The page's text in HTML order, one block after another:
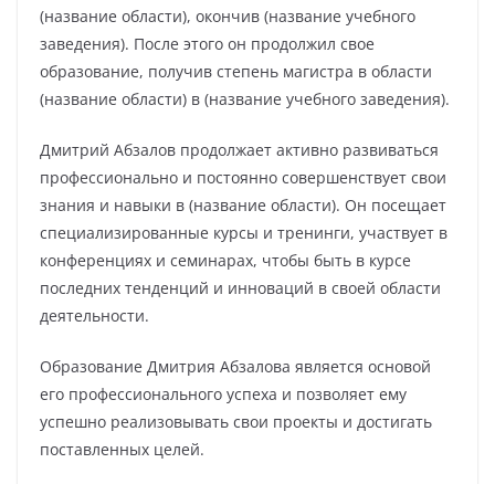
(название области), окончив (название учебного
заведения). После этого он продолжил свое
образование, получив степень магистра в области
(название области) в (название учебного заведения).
Дмитрий Абзалов продолжает активно развиваться
профессионально и постоянно совершенствует свои
знания и навыки в (название области). Он посещает
специализированные курсы и тренинги, участвует в
конференциях и семинарах, чтобы быть в курсе
последних тенденций и инноваций в своей области
деятельности.
Образование Дмитрия Абзалова является основой
его профессионального успеха и позволяет ему
успешно реализовывать свои проекты и достигать
поставленных целей.